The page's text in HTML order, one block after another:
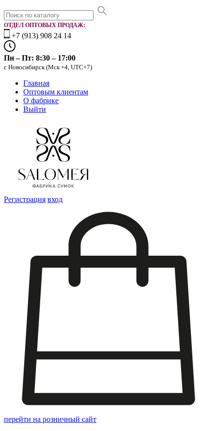
ОТДЕЛ ОПТОВЫХ ПРОДАЖ:
+7 (913) 908 24 14
Пн – Пт: 8:30 – 17:00
г. Новосибирск (Мск +4, UTC+7)
Главная
Оптовым клиентам
О фабрике
Выйти
Регистрация вход
перейти на розничный сайт